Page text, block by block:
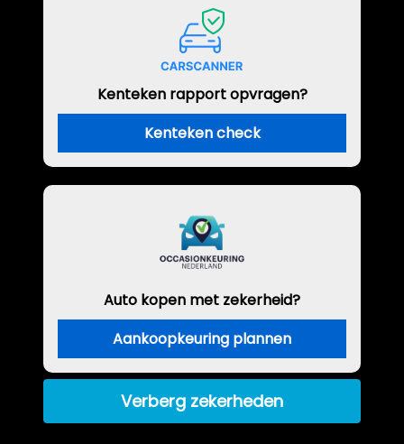
Kenteken rapport opvragen?
Kenteken check
Auto kopen met zekerheid?
Aankoopkeuring plannen
Verberg zekerheden